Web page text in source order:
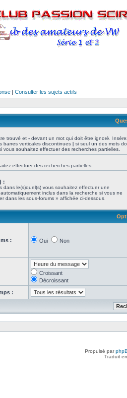
| Consulter les sujets actifs
trouvé et - devant un mot qui doit être ignoré.
barres verticales discontinues | si seul un des mots
vous souhaitez effectuer des recherches partielles.
effectuer des recherches partielles.
:
dans le(s)quel(s) vous souhaitez effectuer une
inclus dans la recherche si vous ne
dans les sous-forums » affichée ci-dessous.
: Oui Non
Croissant
Décroissant
:
Propulsé par
Traduit